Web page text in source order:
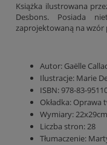
Książka ilustrowana
Desbons. Posiada
zaprojektowaną na wzór
Autor: Gaëlle
Ilustracje: Marie
ISBN:978-83-
Okładka: Oprawa
Wymiary:22x29cm
Liczba stron:28
Tłumaczenie: